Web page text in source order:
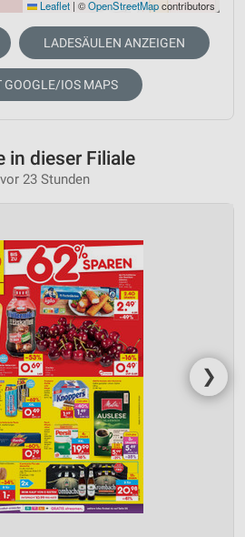
Leaflet | ©OpenStreetMapcontributors
LADESÄULEN ANZEIGEN
GOOGLE/IOS MAPS
in dieser Filiale
23 Stunden
❯